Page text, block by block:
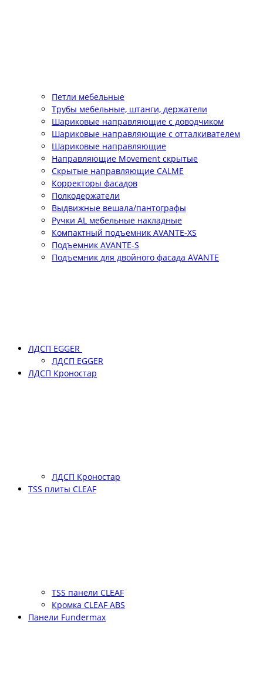
Петли мебельные
Трубы мебельные, штанги, держатели
Шариковые направляющие с доводчиком
Шариковые направляющие с отталкивателем
Шариковые направляющие
Направляющие Movement скрытые
Скрытые направляющие CALME
Корректоры фасадов
Полкодержатели
Выдвижные вешала/пантографы
Ручки AL мебельные накладные
Компактный подъемник АVANTE-XS
Подъемник АVANTE-S
Подъемник для двойного фасада АVANTE
ЛДСП EGGER
ЛДСП EGGER
ЛДСП Кроностар
ЛДСП Кроностар
TSS плиты CLEAF
TSS панели CLEAF
Кромка CLEAF ABS
Панели Fundermax